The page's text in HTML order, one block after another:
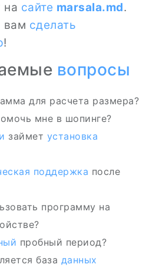
на сайте marsala.md.
вам сделать
!
вопросы
для расчета размера?
мне в шопинге?
займет установка
поддержка после
программу на
пробный период?
база данных